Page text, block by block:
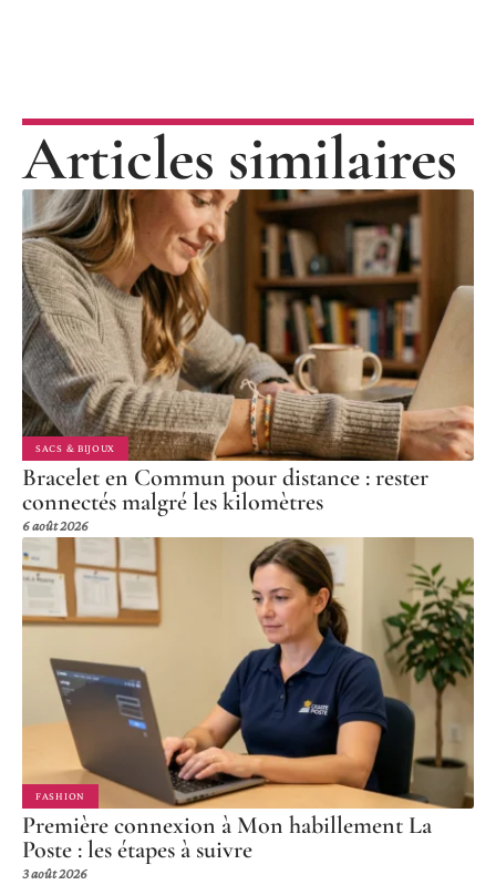
Articles similaires
SACS & BIJOUX
Bracelet en Commun pour distance : rester
connectés malgré les kilomètres
6 août 2026
FASHION
Première connexion à Mon habillement La
Poste : les étapes à suivre
3 août 2026